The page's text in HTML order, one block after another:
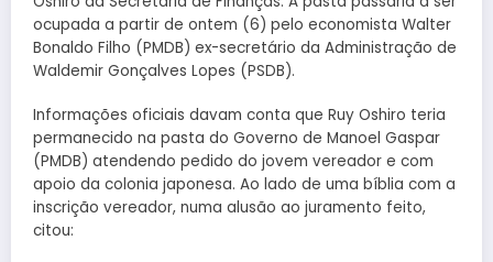
ocupada a partir de ontem (6) pelo economista Walter
Bonaldo Filho (PMDB) ex-secretário da Administração de
Waldemir Gonçalves Lopes (PSDB).
Informações oficiais davam conta que Ruy Oshiro teria
permanecido na pasta do Governo de Manoel Gaspar
(PMDB) atendendo pedido do jovem vereador e com
apoio da colonia japonesa. Ao lado de uma bíblia com a
inscrição vereador, numa alusão ao juramento feito,
citou: